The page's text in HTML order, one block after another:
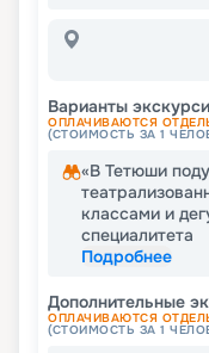
Варианты
ОПЛАЧИВАЮТСЯ
(СТОИМОСТЬ ЗА 1
«В Тетюши
классами и
специалитета
Подробнее
Дополнительные
ОПЛАЧИВАЮТСЯ
(СТОИМОСТЬ ЗА 1